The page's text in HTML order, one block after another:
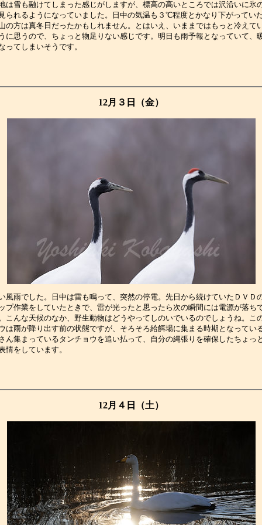
は雪も融けてしまった感じがしますが、標高の高いところでは沢沿いに氷
られるようになっていました。日中の気温も３℃程度とかなり下がってい
の方は真冬日だったかもしれません。とはいえ、いままではもっと冷えて
に思うので、ちょっと物足りない感じです。明日も雨予報となっていて、
なってしまいそうです
12月３日（金）
風雨でした。日中は雷も鳴って、突然の停電。先日から続けていたＤＶＤ
プ作業をしていたときで、雷が光ったと思ったら次の瞬間には電源が落ち
こんな天候のなか、野生動物はどうやってしのいでいるのでしょうね。こ
は雨が降り出す前の状態ですが、そろそろ給餌場に集まる時期となってい
ん集まっているタンチョウを追い払って、自分の縄張りを確保したちょっ
な表情をしています
12月４日（土）